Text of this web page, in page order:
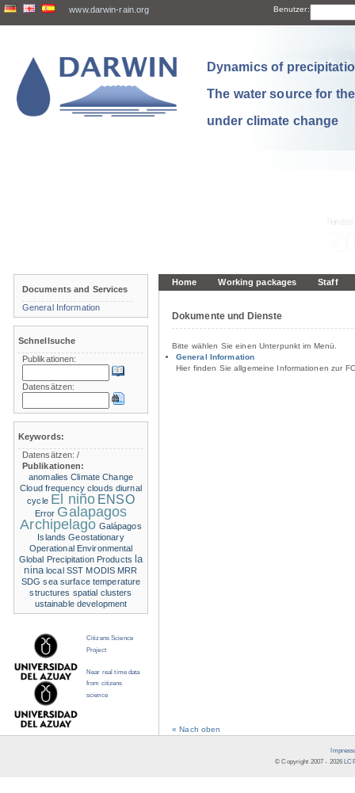
www.darwin-rain.org Benutzer:
Dynamics of
The water source for
under climate change
Home Working packages Staff
Dokumente und Dienste
Bitte wählen Sie einen Unterpunkt im Menü.
General Information
Hier finden Sie allgemeine Informationen zur
« Nach oben
Documents and Services
General Information
Schnellsuche
Publikationen:
Datensätzen:
Keywords:
Datensätzen:/
Publikationen:
anomalies Climate Change
Cloud frequency clouds diurnal
cycle El niño ENSO
Error Galapagos
Archipelago Galápagos
Islands Geostationary
Operational Environmental
Global Precipitation Products la
nina local SST MODIS MRR
SDG sea surface temperature
structures spatial clusters
ustainable development
Citizens Science
Project
Near real time data
from citizens
science
© Copyright 2007 - 2026